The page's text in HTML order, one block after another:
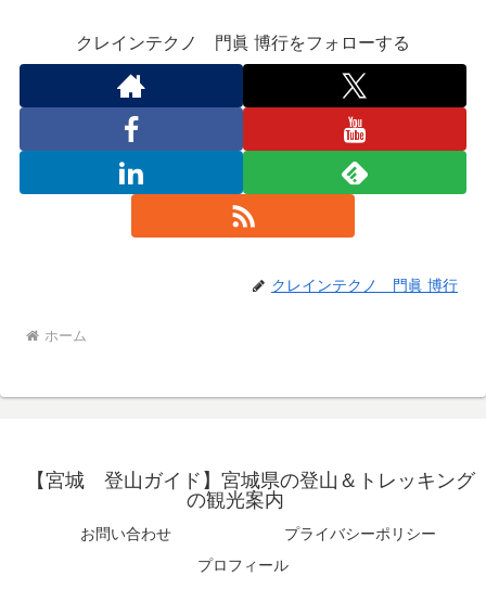
クレインテクノ 門眞 博行をフォローする
クレインテクノ 門眞 博行
ホーム
【宮城 登山ガイド】宮城県の登山＆トレッキング
の観光案内
お問い合わせ
プライバシーポリシー
プロフィール